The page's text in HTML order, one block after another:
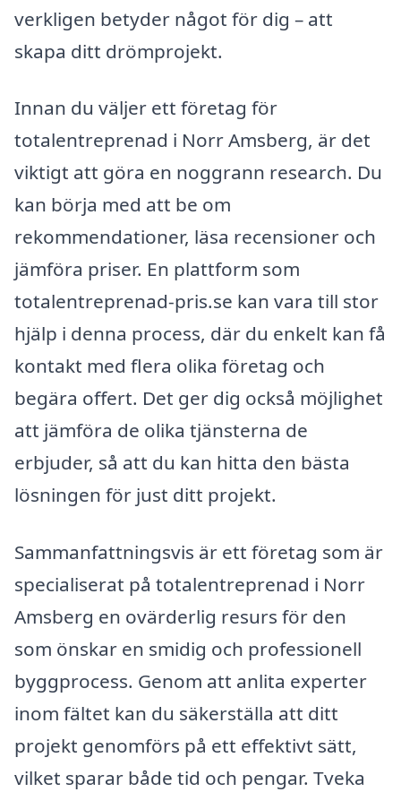
verkligen betyder något för dig – att
skapa ditt drömprojekt.
Innan du väljer ett företag för
totalentreprenad i Norr Amsberg, är det
viktigt att göra en noggrann research. Du
kan börja med att be om
rekommendationer, läsa recensioner och
jämföra priser. En plattform som
totalentreprenad-pris.se kan vara till stor
hjälp i denna process, där du enkelt kan få
kontakt med flera olika företag och
begära offert. Det ger dig också möjlighet
att jämföra de olika tjänsterna de
erbjuder, så att du kan hitta den bästa
lösningen för just ditt projekt.
Sammanfattningsvis är ett företag som är
specialiserat på totalentreprenad i Norr
Amsberg en ovärderlig resurs för den
som önskar en smidig och professionell
byggprocess. Genom att anlita experter
inom fältet kan du säkerställa att ditt
projekt genomförs på ett effektivt sätt,
vilket sparar både tid och pengar. Tveka